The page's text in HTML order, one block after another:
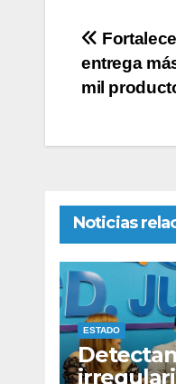
de
entrega
mil
Noticias
ESTADO
Detectan